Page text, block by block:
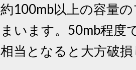
約100mb以上の容量
まいます。50mb程度
相当となると大方破損